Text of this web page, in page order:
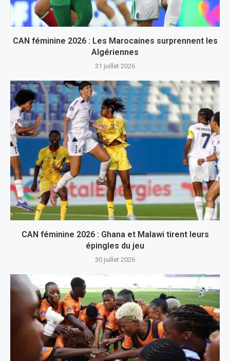
CAN féminine 2026 : Les Marocaines surprennent les
Algériennes
31 juillet 2026
CAN féminine 2026 : Ghana et Malawi tirent leurs
épingles du jeu
30 juillet 2026